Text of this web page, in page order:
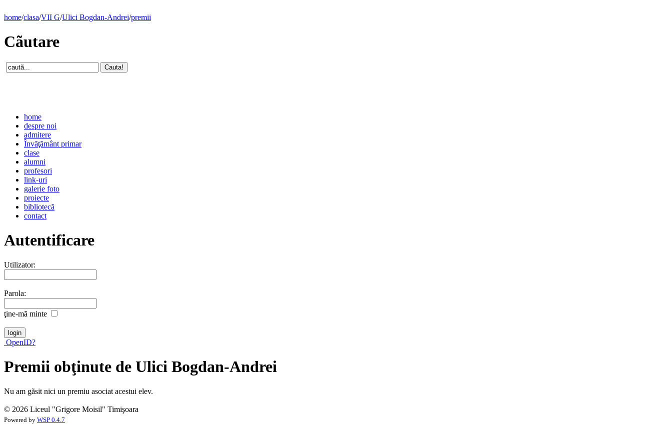
home/clasa/VII G/Ulici Bogdan-Andrei/premii
Cãutare
home
despre noi
admitere
Învăţământ primar
clase
alumni
profesori
link-uri
galerie foto
proiecte
bibliotecă
contact
Autentificare
Utilizator:
Parola:
ţine-mã minte
OpenID?
Premii obţinute de Ulici Bogdan-Andrei
Nu am gãsit nici un premiu asociat acestui elev.
© 2026 Liceul "Grigore Moisil" Timişoara
Powered by WSP 0.4.7